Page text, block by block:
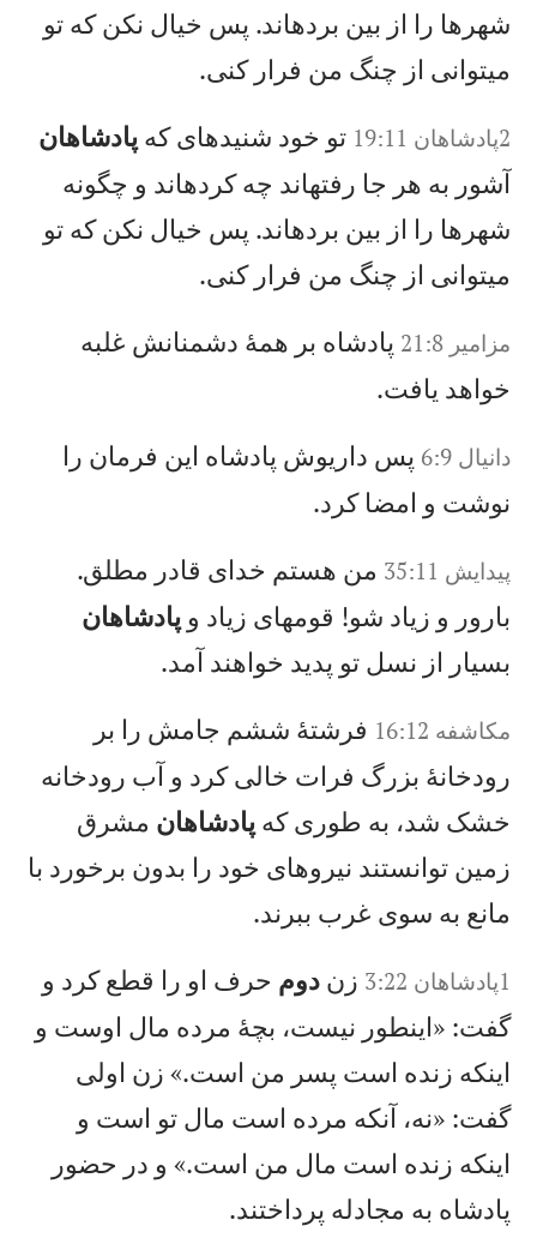
شهرها را از بين بردهاند. پس خيال نكن كه تو
میتوانی از چنگ من فرار كنی.
2پادشاهان 19:11 تو خود شنيدهای كهپادشاهان
آشور به هر جا رفتهاند چه كردهاند و چگونه
شهرها را از بين بردهاند. پس خيال نكن كه تو
میتوانی از چنگ من فرار كنی.
مزامير 21:8
پادشاه بر همهٔ دشمنانش غلبه
خواهد يافت.
دانيال‌ 6:9
پس داريوش پادشاه اين فرمان را
نوشت و امضا كرد.
پيدايش 35:11
من هستم خدای قادر مطلق.
بارور و زياد شو! قومهای زياد وپادشاهان
بسيار از نسل تو پديد خواهند آمد.
مکاشفه 16:12
فرشتهٔ ششم جامش را بر
رودخانهٔ بزرگ فرات خالی كرد و آب رودخانه
خشک شد، به طوری كهپادشاهان مشرق
زمين توانستند نيروهای خود را بدون برخورد با
مانع به سوی غرب ببرند.
1پادشاهان 3:22 زندوم حرف او را قطع كرد و
گفت: «اينطور نيست، بچهٔ مرده مال اوست و
اينكه زنده است پسر من است.» زن اولی
گفت: «نه، آنكه مرده است مال تو است و
اينكه زنده است مال من است.» و در حضور
پادشاه به مجادله پرداختند.